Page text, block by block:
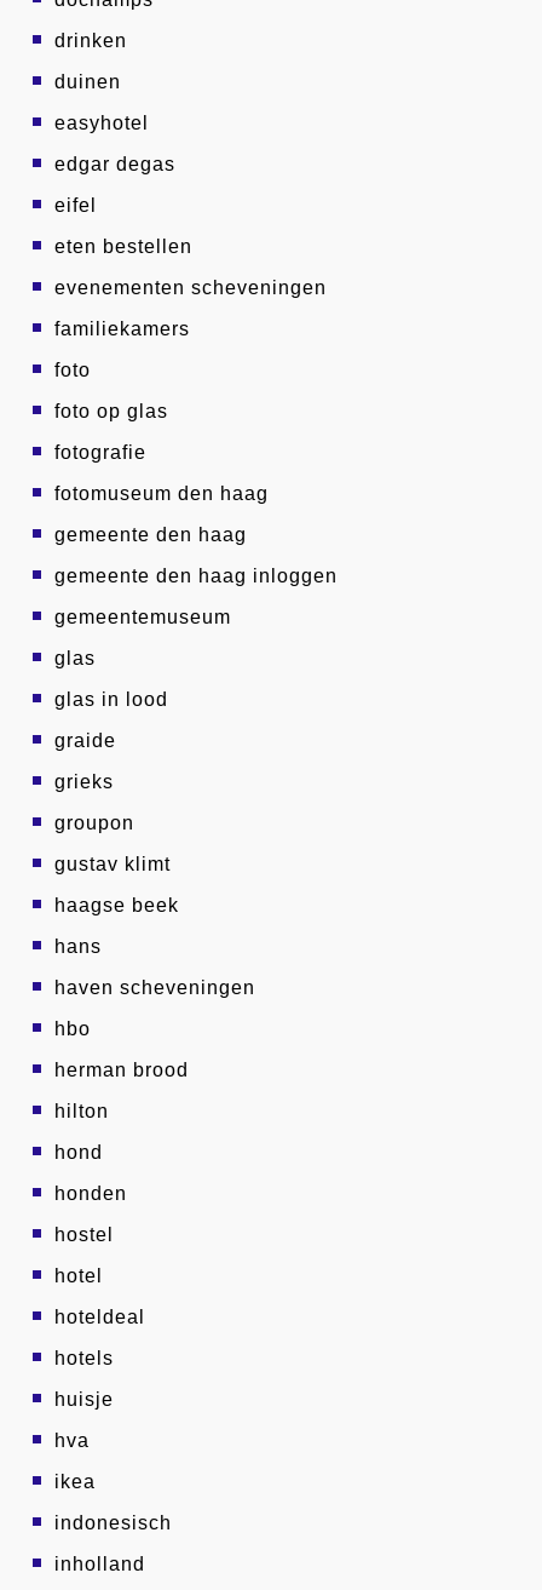
drinken
duinen
easyhotel
edgar degas
eifel
eten bestellen
evenementen scheveningen
familiekamers
foto
foto op glas
fotografie
fotomuseum den haag
gemeente den haag
gemeente den haag inloggen
gemeentemuseum
glas
glas in lood
graide
grieks
groupon
gustav klimt
haagse beek
hans
haven scheveningen
hbo
herman brood
hilton
hond
honden
hostel
hotel
hoteldeal
hotels
huisje
hva
ikea
indonesisch
inholland